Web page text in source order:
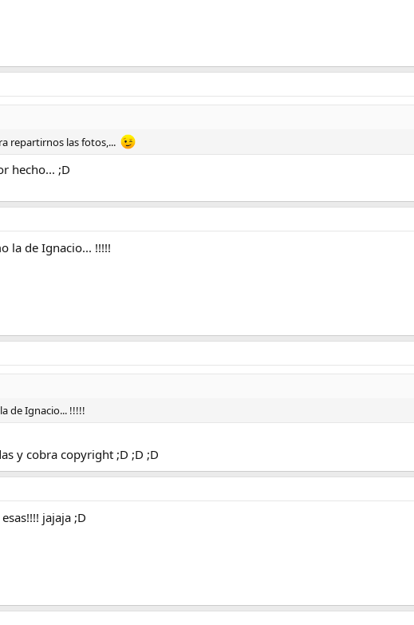
repartirnos las fotos,...
hecho... ;D
la de Ignacio... !!!!!
de Ignacio... !!!!!
y cobra copyright ;D ;D ;D
jajaja ;D